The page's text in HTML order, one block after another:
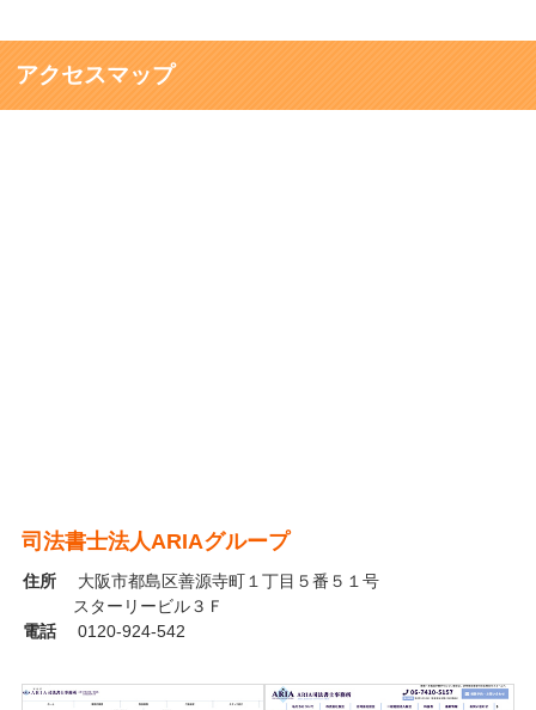
アクセスマップ
司法書士法人ARIAグループ
住所
大阪市都島区善源寺町１丁目５番５１号
スターリービル３Ｆ
電話
0120-924-542